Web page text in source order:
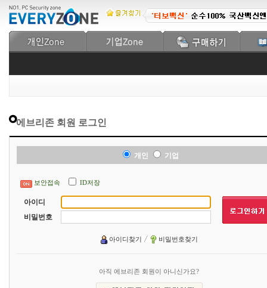
에브리존 회원 로그인
개인 기업
보안접속 ID저장
아이디
비밀번호
아이디찾기 비밀번호찾기
아직 에브리존 회원이 아니신가요?